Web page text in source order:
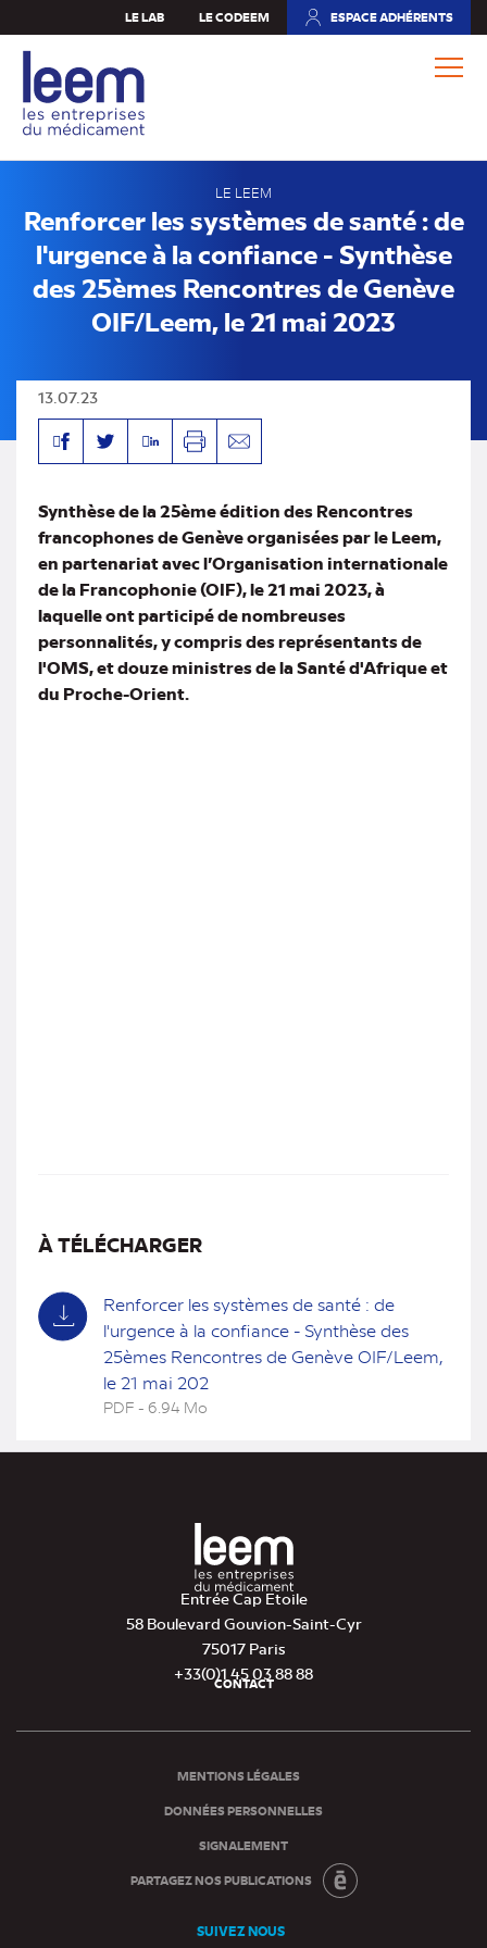
au
contenu
principal
LE LAB LE CODEEM ESPACE ADHÉRENTS
(NOUVEL
LE LEEM
Renforcer les systèmes de santé : de
l'urgence à la confiance - Synthèse
des 25èmes Rencontres de Genève
OIF/Leem, le 21 mai 2023
13.07.23
FacebookTwitterLinkedinImprimerEnvoyer
Synthèse de la 25ème édition des Rencontres
francophones de Genève organisées par le Leem,
en partenariat avec l’Organisation internationale
de la Francophonie (OIF), le 21 mai 2023, à
laquelle ont participé de nombreuses
personnalités, y compris des représentants de
l'OMS, et douze ministres de la Santé d'Afrique et
du Proche-Orient.
À TÉLÉCHARGER
Renforcer les systèmes de santé : de
l'urgence à la confiance - Synthèse des
25èmes Rencontres de Genève OIF/Leem,
le 21 mai 202
PDF - 6.94 Mo
onglet)
Entrée Cap Etoile
58 Boulevard Gouvion-Saint-Cyr
75017 Paris
+33(0)1 45 03 88 88
de
CONTACT
MENTIONS LÉGALES
DONNÉES PERSONNELLES
SIGNALEMENT
PARTAGEZ NOS PUBLICATIONS
SUIVEZ NOUS